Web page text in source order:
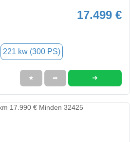
17.499 €
221 kw (300 PS)
★ ➦ ➜